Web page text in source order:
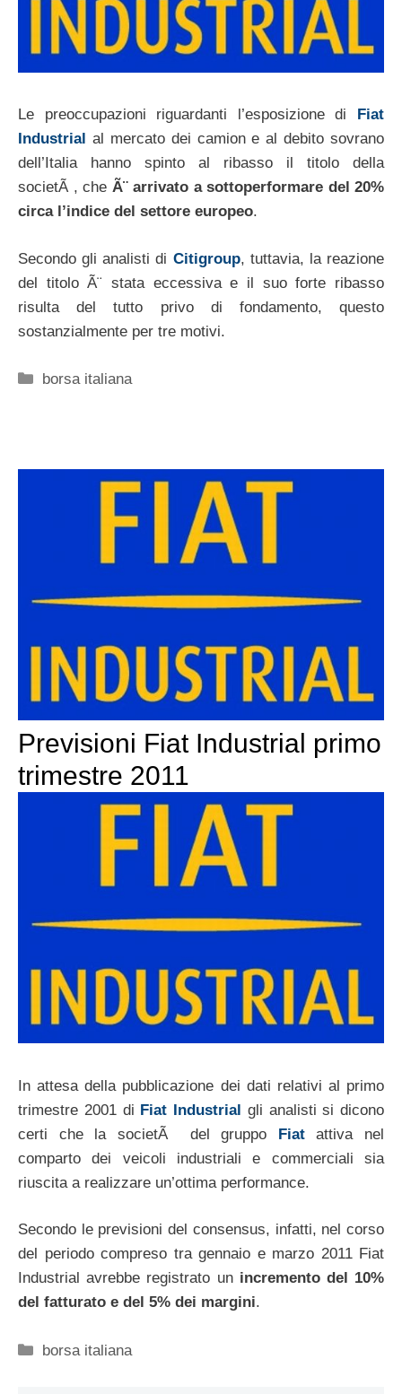
Le preoccupazioni riguardanti l’esposizione di
Fiat
Industrial al mercato dei camion e al debito sovrano
dell’Italia hanno spinto al ribasso il titolo della
societÃ , che Ã¨ arrivato a sottoperformare del 20%
circa l’indice del settore europeo.
Secondo gli analisti di Citigroup, tuttavia, la reazione
del titolo Ã¨ stata eccessiva e il suo forte ribasso
risulta del tutto privo di fondamento, questo
sostanzialmente per tre motivi.
Categorie
borsa italiana
Previsioni Fiat Industrial primo
trimestre 2011
In attesa della pubblicazione dei dati relativi al primo
trimestre 2001 di Fiat Industrial gli analisti si dicono
certi che la societÃ del gruppo Fiatattiva nel
comparto dei veicoli industriali e commerciali sia
riuscita a realizzare un’ottima performance.
Secondo le previsioni del consensus, infatti, nel corso
del periodo compreso tra gennaio e marzo 2011 Fiat
Industrial avrebbe registrato un incremento del 10%
del fatturato e del 5% dei margini.
Categorie
borsa italiana